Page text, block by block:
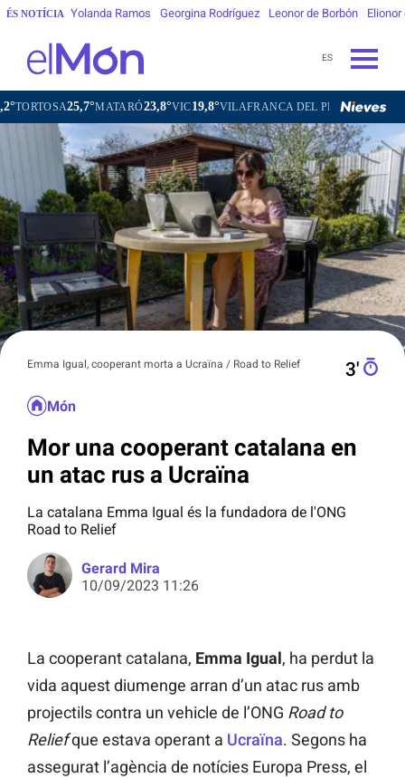
ÉS NOTÍCIA Yolanda Ramos Georgina Rodríguez Leonor de Borbón Elionor
ES
25,7°MATARÓ23,8°VIC19,8°VILAFRANCA DEL PENEDÈS 21,8°
Emma Igual, cooperant morta a Ucraïna / Road to Relief 3′
Món
Mor una cooperant catalana en
un atac rus a Ucraïna
La catalana Emma Igual és la fundadora de l'ONG
Road to Relief
Gerard Mira
10/09/2023 11:26
La cooperant catalana, Emma Igual, ha perdut la
vida aquest diumenge arran d’un atac rus amb
projectils contra un vehicle de l’ONG Road to
Reliefque estava operant a Ucraïna. Segons ha
assegurat l’agència de notícies Europa Press, el